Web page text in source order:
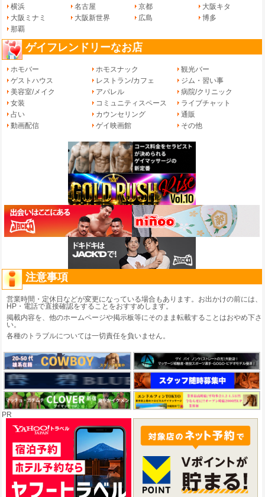
横浜
名古屋 京都
大阪キタ
大阪ミナミ
大阪新世界 広島
博多
那覇
ゲイフレンドリーなお店
ホモバー ホモスナック
観光バー
ゲストハウス
レストラン/カフェ
ジム・習い事
美容室/メイク
アパレル
病院/クリニック
女装
コミュニティスペース
ライブチャット
占い
カウンセリング
通販
動画配信
ゲイ映画館 その他
注意事項
営業時間・定休日などが変更になっている場合もあります。お出かけの前には、
HP・電話で直接確認をすることをおすすめします。
掲載内容を、他のホームページや掲示板等にそのまま転載することはおやめ下さ
い。
各種のトラブルについては一切責任を負いません。
PR